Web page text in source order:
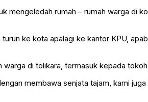
mengeledah rumah – rumah warga di
ke kota apalagi ke kantor KPU,
di tolikara, termasuk kepada
membawa senjata tajam, kami